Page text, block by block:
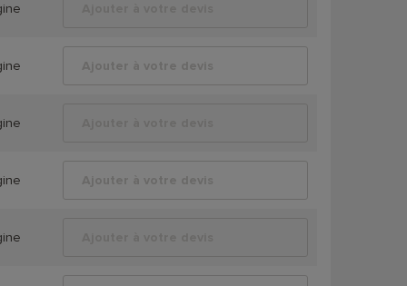
Ajouter à votre devis
Ajouter à votre devis